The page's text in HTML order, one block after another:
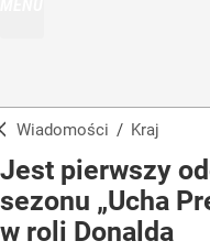
Wiadomości / Kraj
Jest pierwszy
sezonu „Ucha
w roli Donalda